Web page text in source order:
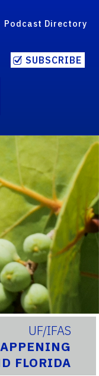
Podcast Directory
SUBSCRIBE
UF/IFAS
FLORIDA